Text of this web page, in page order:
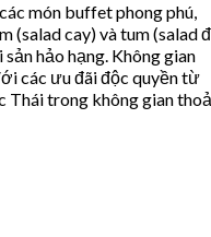
món buffet phong phú,
(salad cay) và tum (salad
hảo hạng. Không gian
các ưu đãi độc quyền từ
Thái trong không gian